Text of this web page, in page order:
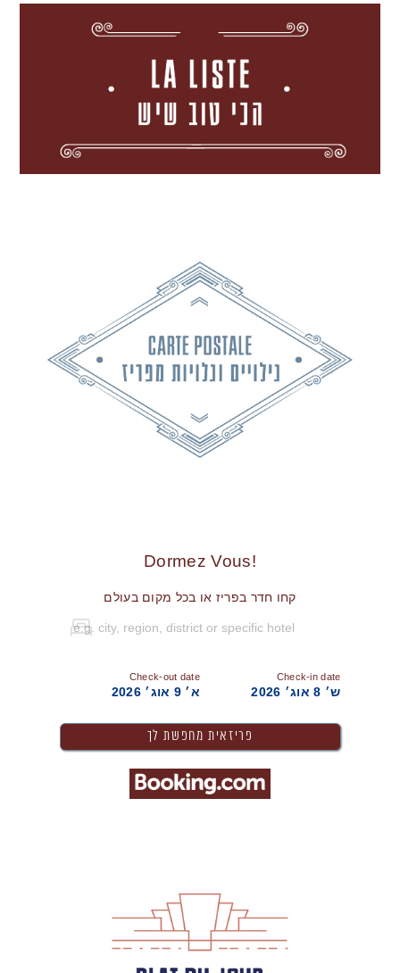
!Dormez Vous
קחו חדר בפריז או בכל מקום בעולם
Check-in date
ש׳ 8 אוג׳ 2026
Check-out date
א׳ 9 אוג׳ 2026